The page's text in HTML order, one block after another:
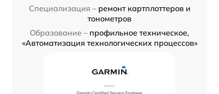
Специализация – ремонт картплоттеров и
тонометров
Образование – профильное техническое,
«Автоматизация технологических процессов»